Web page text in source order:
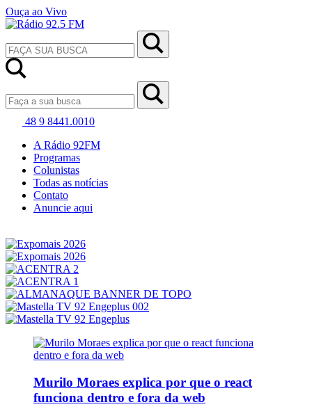
Ouça ao Vivo
48 9 8441.0010
A Rádio 92FM
Programas
Colunistas
Todas as notícias
Contato
Anuncie aqui
Murilo Moraes explica por que o react
funciona dentro e fora da web